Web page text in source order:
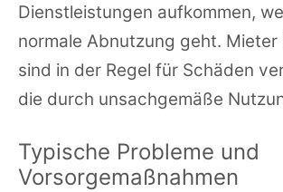
Dienstleistungen aufkommen,
normale Abnutzung geht. Mieter
sind in der Regel für Schäden
die durch unsachgemäße
Typische Probleme und
Vorsorgemaßnahmen